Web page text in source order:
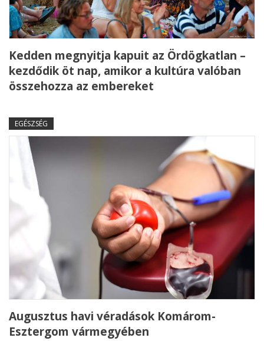
Kedden megnyitja kapuit az Ördögkatlan –
kezdődik öt nap, amikor a kultúra valóban
összehozza az embereket
EGÉSZSÉG
Augusztus havi véradások Komárom-
Esztergom vármegyében